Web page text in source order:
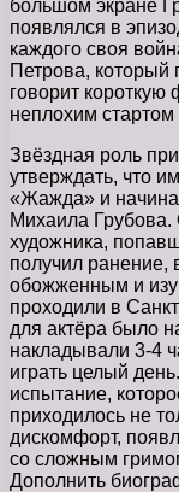
большом экране
появлялся в
каждого своя
Петрова, который
говорит короткую
неплохим
Звёздная роль
утверждать, что
«Жажда» и
Михаила Грубова.
художника,
получил ранение,
обожженным и
проходили в
для актёра было
накладывали 3-4
играть целый
испытание,
приходилось не
дискомфорт,
со сложным
Дополнить